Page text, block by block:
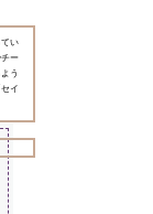
い
ー
う
イ